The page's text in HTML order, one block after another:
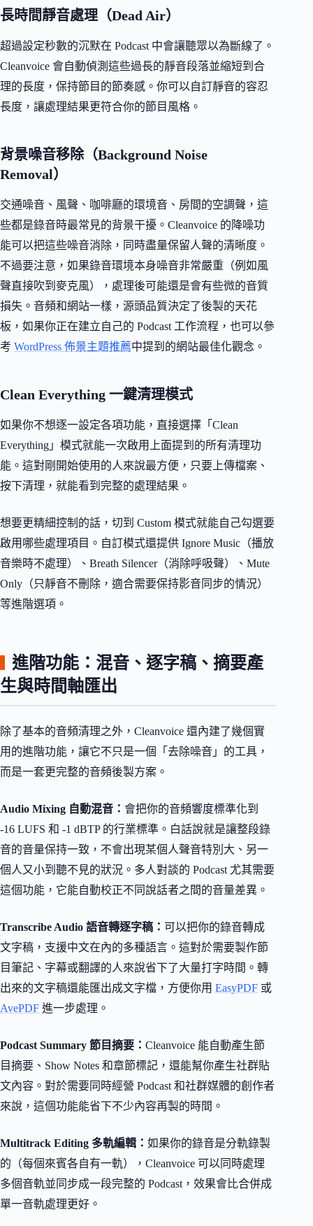
長時間靜音處理（Dead Air）
超過設定秒數的沉默在 Podcast 中會讓聽眾以為斷線了。
Cleanvoice 會自動偵測這些過長的靜音段落並縮短到合
理的長度，保持節目的節奏感。你可以自訂靜音的容忍
長度，讓處理結果更符合你的節目風格。
背景噪音移除（Background Noise
Removal）
交通噪音、風聲、咖啡廳的環境音、房間的空調聲，這
些都是錄音時最常見的背景干擾。Cleanvoice 的降噪功
能可以把這些噪音消除，同時盡量保留人聲的清晰度。
不過要注意，如果錄音環境本身噪音非常嚴重（例如風
聲直接吹到麥克風），處理後可能還是會有些微的音質
損失。音頻和網站一樣，源頭品質決定了後製的天花
板，如果你正在建立自己的 Podcast 工作流程，也可以參
考 WordPress 佈景主題推薦中提到的網站最佳化觀念。
Clean Everything 一鍵清理模式
如果你不想逐一設定各項功能，直接選擇「Clean
Everything」模式就能一次啟用上面提到的所有清理功
能。這對剛開始使用的人來說最方便，只要上傳檔案、
按下清理，就能看到完整的處理結果。
想要更精細控制的話，切到 Custom 模式就能自己勾選要
啟用哪些處理項目。自訂模式還提供 Ignore Music（播放
音樂時不處理）、Breath Silencer（消除呼吸聲）、Mute
Only（只靜音不刪除，適合需要保持影音同步的情況）
等進階選項。
進階功能：混音、逐字稿、摘要產
生與時間軸匯出
除了基本的音頻清理之外，Cleanvoice 還內建了幾個實
用的進階功能，讓它不只是一個「去除噪音」的工具，
而是一套更完整的音頻後製方案。
Audio Mixing 自動混音： 會把你的音頻響度標準化到
-16 LUFS 和 -1 dBTP 的行業標準。白話說就是讓整段錄
音的音量保持一致，不會出現某個人聲音特別大、另一
個人又小到聽不見的狀況。多人對談的 Podcast 尤其需要
這個功能，它能自動校正不同說話者之間的音量差異。
Transcribe Audio 語音轉逐字稿： 可以把你的錄音轉成
文字稿，支援中文在內的多種語言。這對於需要製作節
目筆記、字幕或翻譯的人來說省下了大量打字時間。轉
出來的文字稿還能匯出成文字檔，方便你用 EasyPDF 或
AvePDF 進一步處理。
Podcast Summary 節目摘要： Cleanvoice 能自動產生節
目摘要、Show Notes 和章節標記，還能幫你產生社群貼
文內容。對於需要同時經營 Podcast 和社群媒體的創作者
來說，這個功能能省下不少內容再製的時間。
Multitrack Editing 多軌編輯： 如果你的錄音是分軌錄製
的（每個來賓各自有一軌），Cleanvoice 可以同時處理
多個音軌並同步成一段完整的 Podcast，效果會比合併成
單一音軌處理更好。